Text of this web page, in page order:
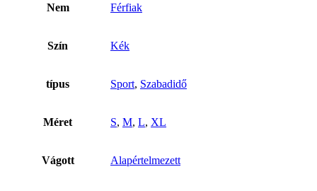
Nem Férfiak
Szín Kék
típus Sport, Szabadidő
Méret S, M, L, XL
Vágott Alapértelmezett